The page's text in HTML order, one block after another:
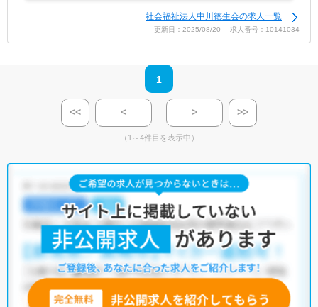
社会福祉法人中川徳生会の求人一覧
更新日：2025/08/20 求人番号：10141034
1
<< < > >>
（1～4件目を表示中）